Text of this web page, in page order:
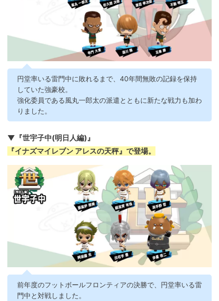
円堂率いる雷門中に敗れるまで、40年間無敗の記録を保持
していた強豪校。
強化委員である風丸一郎太の派遣とともに新たな戦力も加わ
りました。
▼『世宇子中(明日人編)』
『イナズマイレブン アレスの天秤』で登場。
前年度のフットボールフロンティアの決勝で、円堂率いる雷
門中と対戦しました。